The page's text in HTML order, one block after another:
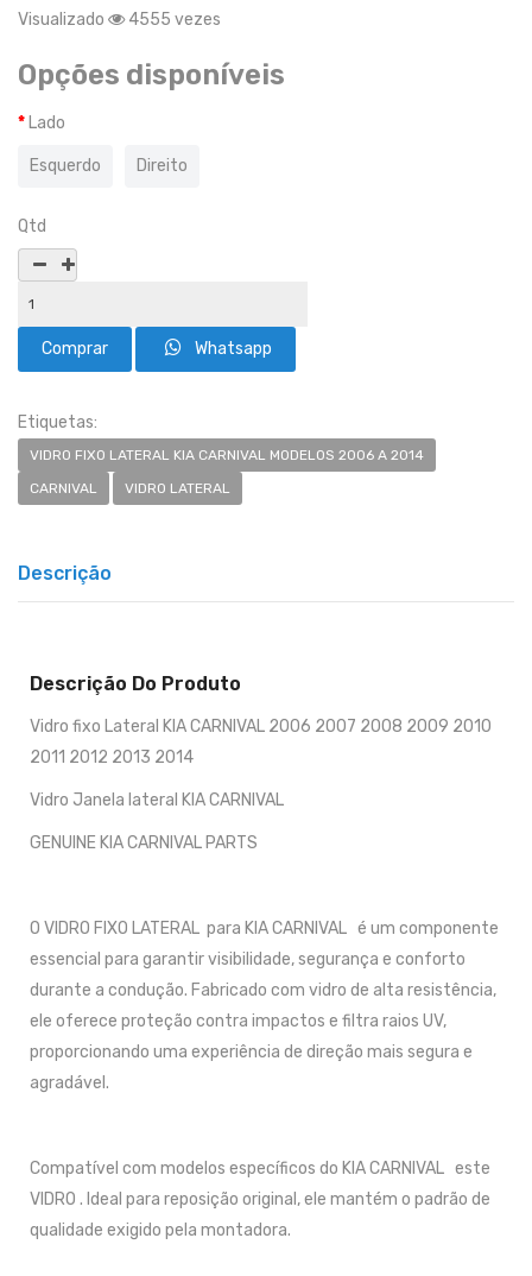
Visualizado
4555 vezes
Opções disponíveis
Lado
Esquerdo Direito
Qtd
Whatsapp
Etiquetas:
VIDRO FIXO LATERAL KIA CARNIVAL MODELOS 2006 A 2014
CARNIVAL
VIDRO LATERAL
Descrição
Descrição Do Produto
Vidro fixo Lateral KIA CARNIVAL 2006 2007 2008 2009 2010
2011 2012 2013 2014
Vidro Janela lateral KIA CARNIVAL
GENUINE KIA CARNIVAL PARTS
O VIDRO FIXO LATERAL para KIA CARNIVAL é um componente
essencial para garantir visibilidade, segurança e conforto
durante a condução. Fabricado com vidro de alta resistência,
ele oferece proteção contra impactos e filtra raios UV,
proporcionando uma experiência de direção mais segura e
agradável.
Compatível com modelos específicos do KIA CARNIVAL este
VIDRO . Ideal para reposição original, ele mantém o padrão de
qualidade exigido pela montadora.